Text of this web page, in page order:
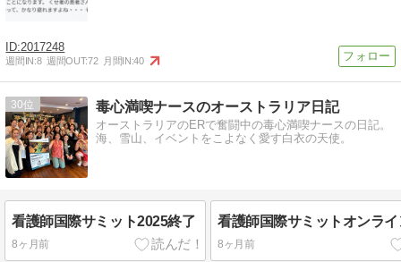
2017248
週間IN:8 週間OUT:72 月間IN:40
30 毒心満喫ナースのオーストラリア日記
オーストラリアのERで奮闘中の毒心満喫ナースの日記。
海、雪山、イベントをこよなく愛す白衣の天使。
看護師国際サミット2025終了
8ヶ月前
看護師国際サミットオンラ
8ヶ月前